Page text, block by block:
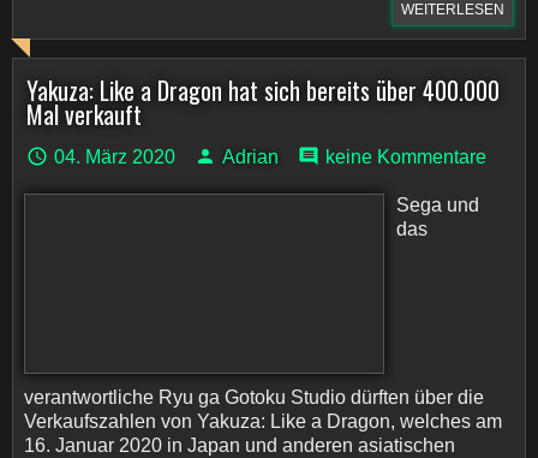
WEITERLESEN
Yakuza: Like a Dragon hat sich bereits über 400.000
Mal verkauft
04. März 2020 Adrian keine Kommentare
Sega und
das
verantwortliche Ryu ga Gotoku Studio dürften über die
Verkaufszahlen von Yakuza: Like a Dragon, welches am
16. Januar 2020 in Japan und anderen asiatischen